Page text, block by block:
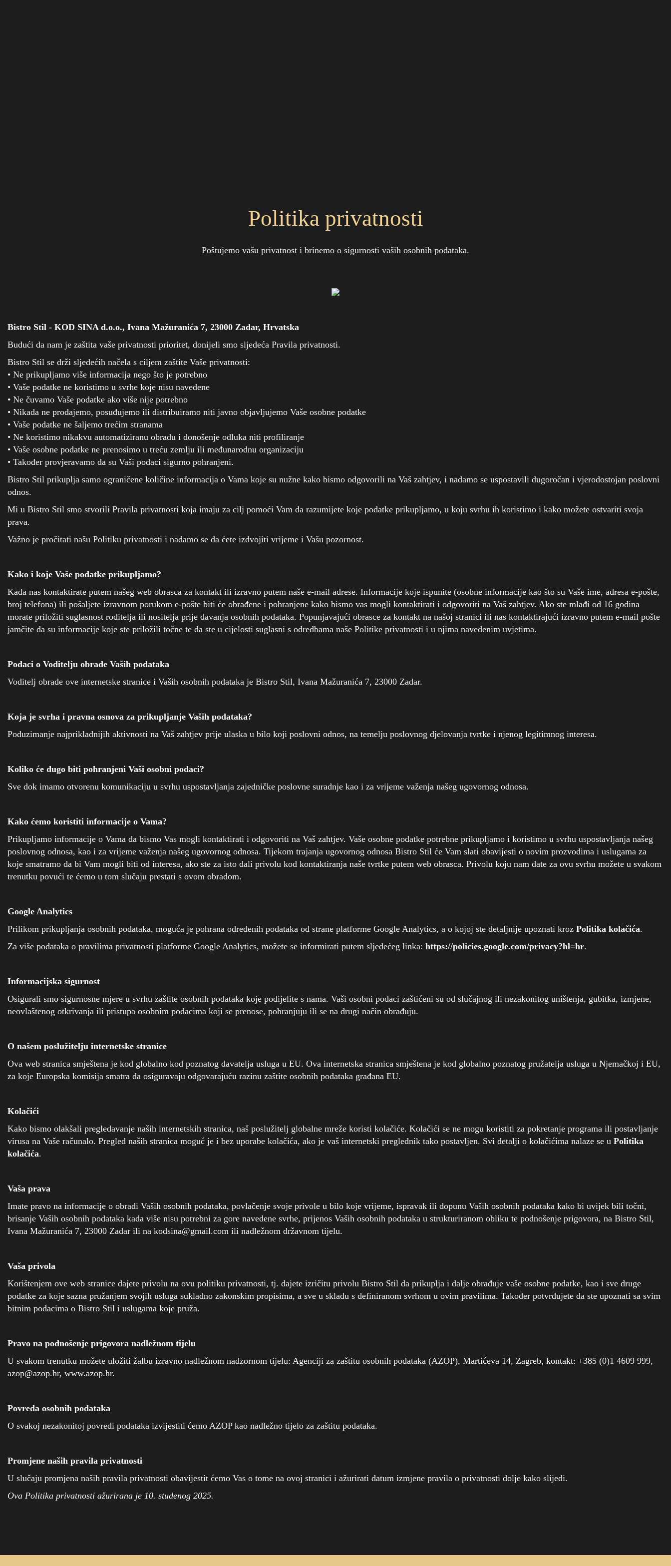
Politika privatnosti
Poštujemo vašu privatnost i brinemo o sigurnosti vaših osobnih podataka.
Bistro Stil - KOD SINA d.o.o., Ivana Mažuranića 7, 23000 Zadar, Hrvatska
Budući da nam je zaštita vaše privatnosti prioritet, donijeli smo sljedeća Pravila privatnosti.
Bistro Stil se drži sljedećih načela s ciljem zaštite Vaše privatnosti:
• Ne prikupljamo više informacija nego što je potrebno
• Vaše podatke ne koristimo u svrhe koje nisu navedene
• Ne čuvamo Vaše podatke ako više nije potrebno
• Nikada ne prodajemo, posuđujemo ili distribuiramo niti javno objavljujemo Vaše osobne podatke
• Vaše podatke ne šaljemo trećim stranama
• Ne koristimo nikakvu automatiziranu obradu i donošenje odluka niti profiliranje
• Vaše osobne podatke ne prenosimo u treću zemlju ili međunarodnu organizaciju
• Također provjeravamo da su Vaši podaci sigurno pohranjeni.
Bistro Stil prikuplja samo ograničene količine informacija o Vama koje su nužne kako bismo odgovorili na Vaš zahtjev, i nadamo se uspostavili dugoročan i vjerodostojan poslovni
odnos.
Mi u Bistro Stil smo stvorili Pravila privatnosti koja imaju za cilj pomoći Vam da razumijete koje podatke prikupljamo, u koju svrhu ih koristimo i kako možete ostvariti svoja
prava.
Važno je pročitati našu Politiku privatnosti i nadamo se da ćete izdvojiti vrijeme i Vašu pozornost.
Kako i koje Vaše podatke prikupljamo?
Kada nas kontaktirate putem našeg web obrasca za kontakt ili izravno putem naše e-mail adrese. Informacije koje ispunite (osobne informacije kao što su Vaše ime, adresa e-pošte,
broj telefona) ili pošaljete izravnom porukom e-pošte biti će obrađene i pohranjene kako bismo vas mogli kontaktirati i odgovoriti na Vaš zahtjev. Ako ste mlađi od 16 godina
morate priložiti suglasnost roditelja ili nositelja prije davanja osobnih podataka. Popunjavajući obrasce za kontakt na našoj stranici ili nas kontaktirajući izravno putem e-mail pošte
jamčite da su informacije koje ste priložili točne te da ste u cijelosti suglasni s odredbama naše Politike privatnosti i u njima navedenim uvjetima.
Podaci o Voditelju obrade Vaših podataka
Voditelj obrade ove internetske stranice i Vaših osobnih podataka je Bistro Stil, Ivana Mažuranića 7, 23000 Zadar.
Koja je svrha i pravna osnova za prikupljanje Vaših podataka?
Poduzimanje najprikladnijih aktivnosti na Vaš zahtjev prije ulaska u bilo koji poslovni odnos, na temelju poslovnog djelovanja tvrtke i njenog legitimnog interesa.
Koliko će dugo biti pohranjeni Vaši osobni podaci?
Sve dok imamo otvorenu komunikaciju u svrhu uspostavljanja zajedničke poslovne suradnje kao i za vrijeme važenja našeg ugovornog odnosa.
Kako ćemo koristiti informacije o Vama?
Prikupljamo informacije o Vama da bismo Vas mogli kontaktirati i odgovoriti na Vaš zahtjev. Vaše osobne podatke potrebne prikupljamo i koristimo u svrhu uspostavljanja našeg
poslovnog odnosa, kao i za vrijeme važenja našeg ugovornog odnosa. Tijekom trajanja ugovornog odnosa Bistro Stil će Vam slati obavijesti o novim prozvodima i uslugama za
koje smatramo da bi Vam mogli biti od interesa, ako ste za isto dali privolu kod kontaktiranja naše tvrtke putem web obrasca. Privolu koju nam date za ovu svrhu možete u svakom
trenutku povući te ćemo u tom slučaju prestati s ovom obradom.
Google Analytics
Prilikom prikupljanja osobnih podataka, moguća je pohrana određenih podataka od strane platforme Google Analytics, a o kojoj ste detaljnije upoznati kroz Politika kolačića.
Za više podataka o pravilima privatnosti platforme Google Analytics, možete se informirati putem sljedećeg linka: https://policies.google.com/privacy?hl=hr.
Informacijska sigurnost
Osigurali smo sigurnosne mjere u svrhu zaštite osobnih podataka koje podijelite s nama. Vaši osobni podaci zaštićeni su od slučajnog ili nezakonitog uništenja, gubitka, izmjene,
neovlaštenog otkrivanja ili pristupa osobnim podacima koji se prenose, pohranjuju ili se na drugi način obrađuju.
O našem poslužitelju internetske stranice
Ova web stranica smještena je kod globalno kod poznatog davatelja usluga u EU. Ova internetska stranica smještena je kod globalno poznatog pružatelja usluga u Njemačkoj i EU,
za koje Europska komisija smatra da osiguravaju odgovarajuću razinu zaštite osobnih podataka građana EU.
Kolačići
Kako bismo olakšali pregledavanje naših internetskih stranica, naš poslužitelj globalne mreže koristi kolačiće. Kolačići se ne mogu koristiti za pokretanje programa ili postavljanje
virusa na Vaše računalo. Pregled naših stranica moguć je i bez uporabe kolačića, ako je vaš internetski preglednik tako postavljen. Svi detalji o kolačićima nalaze se u Politika
kolačića.
Vaša prava
Imate pravo na informacije o obradi Vaših osobnih podataka, povlačenje svoje privole u bilo koje vrijeme, ispravak ili dopunu Vaših osobnih podataka kako bi uvijek bili točni,
brisanje Vaših osobnih podataka kada više nisu potrebni za gore navedene svrhe, prijenos Vaših osobnih podataka u strukturiranom obliku te podnošenje prigovora, na Bistro Stil,
Ivana Mažuranića 7, 23000 Zadar ili na kodsina@gmail.com ili nadležnom državnom tijelu.
Vaša privola
Korištenjem ove web stranice dajete privolu na ovu politiku privatnosti, tj. dajete izričitu privolu Bistro Stil da prikuplja i dalje obrađuje vaše osobne podatke, kao i sve druge
podatke za koje sazna pružanjem svojih usluga sukladno zakonskim propisima, a sve u skladu s definiranom svrhom u ovim pravilima. Također potvrđujete da ste upoznati sa svim
bitnim podacima o Bistro Stil i uslugama koje pruža.
Pravo na podnošenje prigovora nadležnom tijelu
U svakom trenutku možete uložiti žalbu izravno nadležnom nadzornom tijelu: Agenciji za zaštitu osobnih podataka (AZOP), Martićeva 14, Zagreb, kontakt: +385 (0)1 4609 999,
azop@azop.hr, www.azop.hr.
Povreda osobnih podataka
O svakoj nezakonitoj povredi podataka izvijestiti ćemo AZOP kao nadležno tijelo za zaštitu podataka.
Promjene naših pravila privatnosti
U slučaju promjena naših pravila privatnosti obavijestit ćemo Vas o tome na ovoj stranici i ažurirati datum izmjene pravila o privatnosti dolje kako slijedi.
Ova Politika privatnosti ažurirana je 10. studenog 2025.